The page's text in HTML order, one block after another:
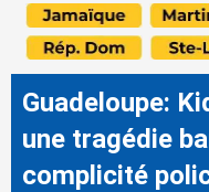
Guadeloupe:
une tragédie
complicité